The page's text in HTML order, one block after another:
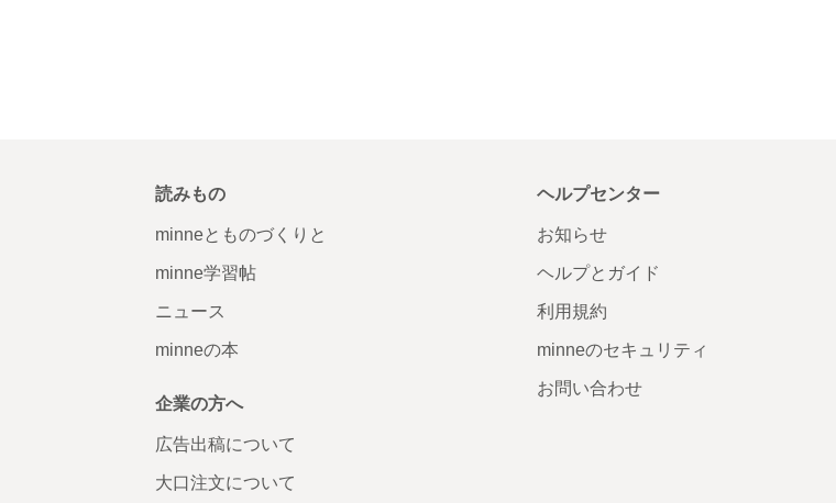
読みもの
minneとものづくりと
minne学習帖
ニュース
minneの本
企業の方へ
広告出稿について
大口注文について
ヘルプセンター
お知らせ
ヘルプとガイド
利用規約
minneのセキュリティ
お問い合わせ